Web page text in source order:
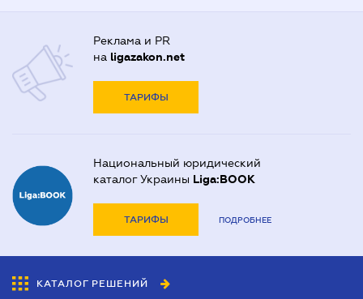
Реклама и PR
на ligazakon.net
ТАРИФЫ
Национальный юридический
каталог Украины Liga:BOOK
ТАРИФЫ ПОДРОБНЕЕ
КАТАЛОГ РЕШЕНИЙ